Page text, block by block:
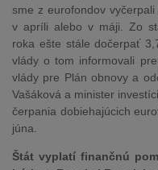
sme z eurofondov
v apríli alebo v máji. Zo
roka ešte stále dočerpať
vlády o tom informovali
vlády pre Plán obnovy a
Vašáková a minister
čerpania dobiehajúcich
júna.
Štát vyplatí finančnú